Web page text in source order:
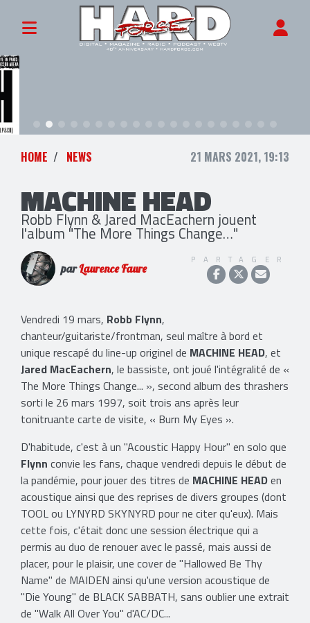
HOME NEWS 21 MARS 2021, 19:13
MACHINE HEAD
Robb Flynn & Jared MacEachern jouent
l'album "The More Things Change…"
parLaurence Faure
PARTAGER
Vendredi 19 mars, Robb Flynn,
chanteur/guitariste/frontman, seul maître à bord et
unique rescapé du line-up originel de MACHINE HEAD, et
Jared MacEachern, le bassiste, ont joué l'intégralité de «
The More Things Change... », second album des thrashers
sorti le 26 mars 1997, soit trois ans après leur
tonitruante carte de visite, « Burn My Eyes ».
D'habitude, c'est à un "Acoustic Happy Hour" en solo que
Flynn convie les fans, chaque vendredi depuis le début de
la pandémie, pour jouer des titres de MACHINE HEADen
acoustique ainsi que des reprises de divers groupes (dont
TOOL ou LYNYRD SKYNYRD pour ne citer qu'eux). Mais
cette fois, c'était donc une session électrique qui a
permis au duo de renouer avec le passé, mais aussi de
placer, pour le plaisir, une cover de "Hallowed Be Thy
Name" de MAIDEN ainsi qu'une version acoustique de
"Die Young" de BLACK SABBATH, sans oublier une extrait
de "Walk All Over You" d'AC/DC...